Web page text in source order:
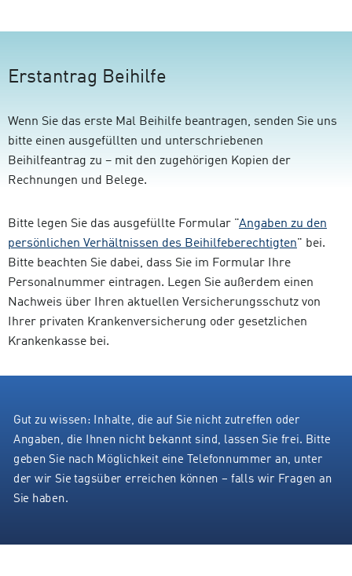
Erstantrag Beihilfe
Wenn Sie das erste Mal Beihilfe beantragen, senden Sie uns
bitte einen ausgefüllten und unterschriebenen
Beihilfeantrag zu – mit den zugehörigen Kopien der
Rechnungen und Belege.
Bitte legen Sie das ausgefüllte Formular "Angaben zu den
persönlichen Verhältnissen des Beihilfeberechtigten" bei.
Bitte beachten Sie dabei, dass Sie im Formular Ihre
Personalnummer eintragen. Legen Sie außerdem einen
Nachweis über Ihren aktuellen Versicherungsschutz von
Ihrer privaten Krankenversicherung oder gesetzlichen
Krankenkasse bei.
Gut zu wissen: Inhalte, die auf Sie nicht zutreffen oder
Angaben, die Ihnen nicht bekannt sind, lassen Sie frei. Bitte
geben Sie nach Möglichkeit eine Telefonnummer an, unter
der wir Sie tagsüber erreichen können – falls wir Fragen an
Sie haben.